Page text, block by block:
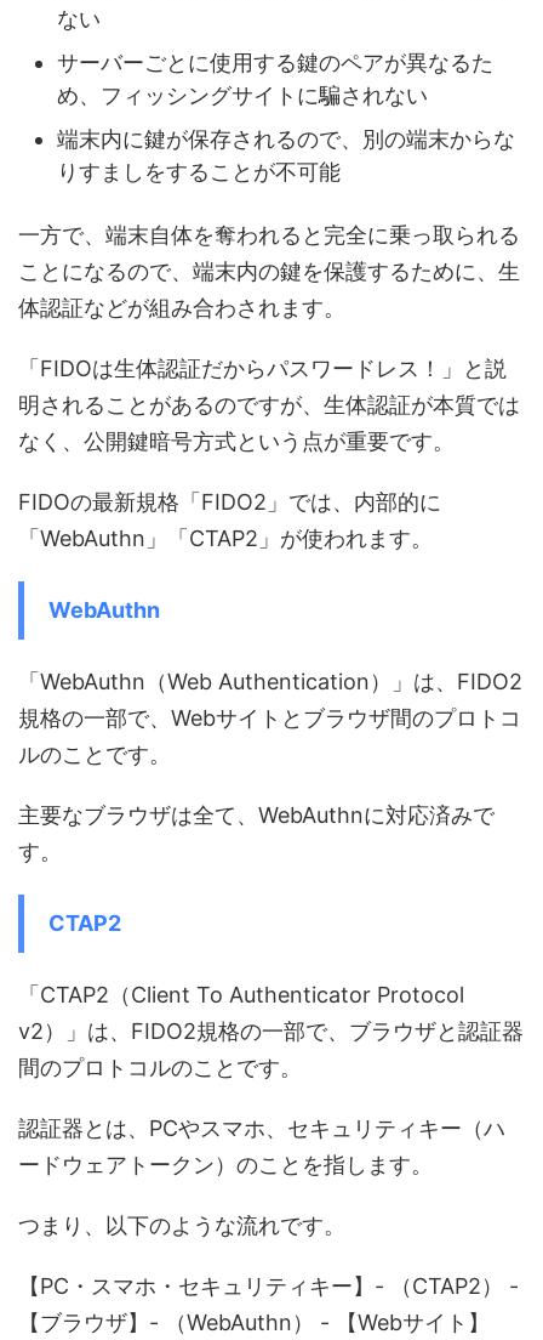
ない
サーバーごとに使用する鍵のペアが異なるた
め、フィッシングサイトに騙されない
端末内に鍵が保存されるので、別の端末からな
りすましをすることが不可能
一方で、端末自体を奪われると完全に乗っ取られる
ことになるので、端末内の鍵を保護するために、生
体認証などが組み合わされます。
「FIDOは生体認証だからパスワードレス！」と説
明されることがあるのですが、生体認証が本質では
なく、公開鍵暗号方式という点が重要です。
FIDOの最新規格「FIDO2」では、内部的に
「WebAuthn」「CTAP2」が使われます。
WebAuthn
「WebAuthn（Web Authentication）」は、FIDO2
規格の一部で、Webサイトとブラウザ間のプロトコ
ルのことです。
主要なブラウザは全て、WebAuthnに対応済みで
す。
CTAP2
「CTAP2（Client To Authenticator Protocol
v2）」は、FIDO2規格の一部で、ブラウザと認証器
間のプロトコルのことです。
認証器とは、PCやスマホ、セキュリティキー（ハ
ードウェアトークン）のことを指します。
つまり、以下のような流れです。
【PC・スマホ・セキュリティキー】- （CTAP2） -
【ブラウザ】- （WebAuthn） - 【Webサイト】